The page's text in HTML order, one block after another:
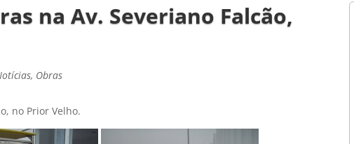
na Av. Severiano Falcão,
, Obras
no Prior Velho.